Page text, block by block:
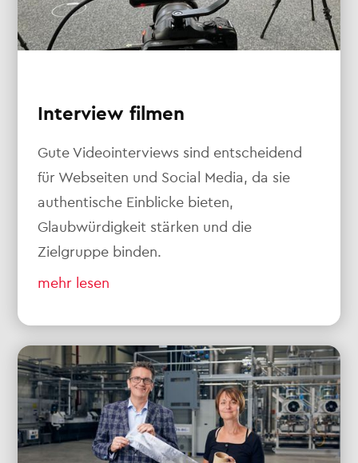
Interview filmen
Gute Videointerviews sind entscheidend
für Webseiten und Social Media, da sie
authentische Einblicke bieten,
Glaubwürdigkeit stärken und die
Zielgruppe binden.
mehr lesen